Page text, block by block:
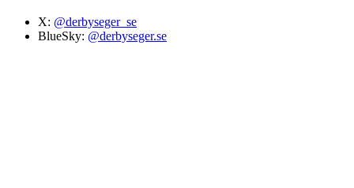
X: @derbyseger_se
BlueSky: @derbyseger.se